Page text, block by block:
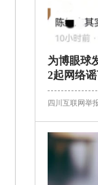
为博眼球
2起网络
年8月6日
四川互联网举